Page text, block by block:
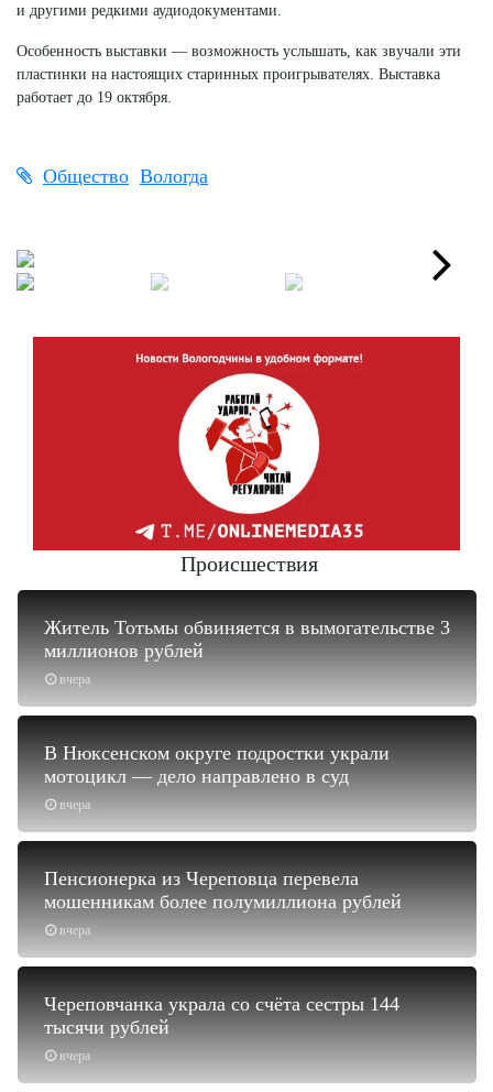
и другими редкими аудиодокументами.
Особенность выставки — возможность услышать, как звучали эти
пластинки на настоящих старинных проигрывателях. Выставка
работает до 19 октября.
Общество Вологда
Происшествия
вчера
Житель Тотьмы обвиняется в вымогательстве 3
миллионов рублей
вчера
В Нюксенском округе подростки украли
мотоцикл — дело направлено в суд
вчера
Пенсионерка из Череповца перевела
мошенникам более полумиллиона рублей
вчера
Череповчанка украла со счёта сестры 144
тысячи рублей